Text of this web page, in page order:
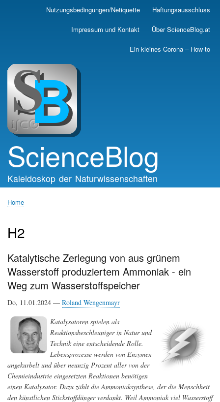
Skip
main
Nutzungsbedingungen/Netiquette Haftungsausschluss
Impressum und Kontakt Über ScienceBlog.at
Ein kleines Corona – How-to
ScienceBlog
Kaleidoskop der Naturwissenschaften
Home
H2
Katalytische Zerlegung von aus grünem
Wasserstoff produziertem Ammoniak - ein
Weg zum Wasserstoffspeicher
Do, 11.01.2024 — Roland Wengenmayr
Katalysatoren spielen als
Reaktionsbeschleuniger in Natur und
Technik eine entscheidende Rolle.
Lebensprozesse werden von Enzymen
angekurbelt und über neunzig Prozent aller von der
Chemieindustrie eingesetzten Reaktionen benötigen
einen Katalysator. Dazu zählt die Ammoniaksynthese, der die Menschheit
den künstlichen Stickstoffdünger verdankt. Weil Ammoniak viel Wasserstoff